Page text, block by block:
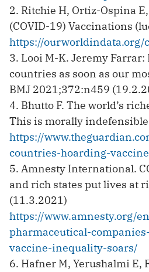
2. Ritchie H, Ortiz-Ospina
(COVID-19) Vaccinations
https://ourworldindata.org/
3. Looi M-K. Jeremy
countries as soon as our
BMJ 2021;372:n459
4. Bhutto F. The world’s
This is morally
https://
countries-hoarding-
5. Amnesty International.
and rich states put lives at
(11.3.2021)
https://www.amnesty.org/
pharmaceutical-
vaccine-inequality-soars/
6. Hafner M, Yerushalmi E,